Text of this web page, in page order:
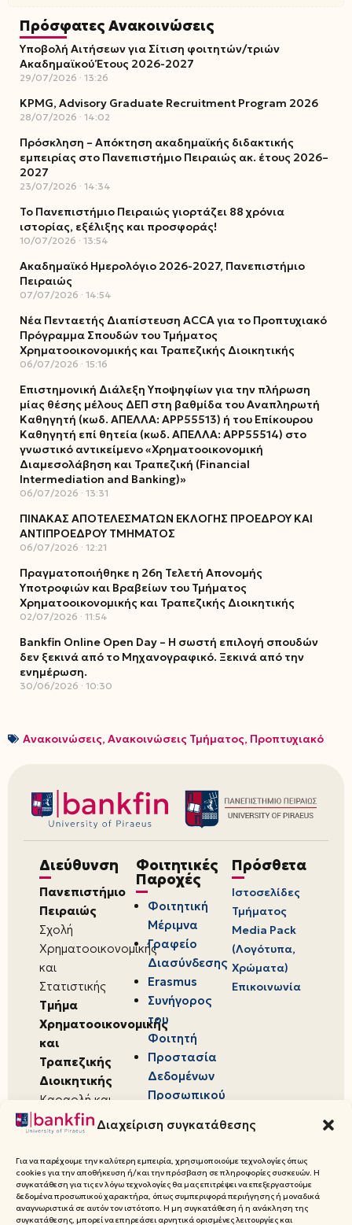
Διαχείριση συγκατάθεσης
Για να παρέχουμε την καλύτερη εμπειρία, χρησιμοποιούμε τεχνολογίες όπως
cookies για την αποθήκευση ή/και την πρόσβαση σε πληροφορίες συσκευών. Η
συγκατάθεση για τις εν λόγω τεχνολογίες θα μας επιτρέψει να επεξεργαστούμε
δεδομένα προσωπικού χαρακτήρα, όπως συμπεριφορά περιήγησης ή μοναδικά
αναγνωριστικά σε αυτόν τον ιστότοπο. Η μη συγκατάθεση ή η ανάκληση της
συγκατάθεσης, μπορεί να επηρεάσει αρνητικά ορισμένες λειτουργίες και
Πρόσφατες Ανακοινώσεις
Υποβολή Αιτήσεων για Σίτιση φοιτητών/τριών
Ακαδημαϊκού Έτους 2026-2027
29/07/2026 13:26
KPMG, Advisory Graduate Recruitment Program 2026
28/07/2026 14:02
Πρόσκληση – Απόκτηση ακαδημαϊκής διδακτικής
εμπειρίας στο Πανεπιστήμιο Πειραιώς ακ. έτους 2026–
2027
23/07/2026 14:34
Το Πανεπιστήμιο Πειραιώς γιορτάζει 88 χρόνια
ιστορίας, εξέλιξης και προσφοράς!
10/07/2026 13:54
Ακαδημαϊκό Ημερολόγιο 2026-2027, Πανεπιστήμιο
Πειραιώς
07/07/2026 14:54
Νέα Πενταετής Διαπίστευση ACCA για το Προπτυχιακό
Πρόγραμμα Σπουδών του Τμήματος
Χρηματοοικονομικής και Τραπεζικής Διοικητικής
06/07/2026 15:16
Επιστημονική Διάλεξη Υποψηφίων για την πλήρωση
μίας θέσης μέλους ΔΕΠ στη βαθμίδα του Αναπληρωτή
Καθηγητή (κωδ. ΑΠΕΛΛΑ: ΑΡΡ55513) ή του Επίκουρου
Καθηγητή επί θητεία (κωδ. ΑΠΕΛΛΑ: ΑΡΡ55514) στο
γνωστικό αντικείμενο «Χρηματοοικονομική
Διαμεσολάβηση και Τραπεζική (Financial
Intermediation and Banking)»
06/07/2026 13:31
ΠΙΝΑΚΑΣ ΑΠΟΤΕΛΕΣΜΑΤΩΝ ΕΚΛΟΓΗΣ ΠΡΟΕΔΡΟΥ ΚΑΙ
ΑΝΤΙΠΡΟΕΔΡΟΥ ΤΜΗΜΑΤΟΣ
06/07/2026 12:21
Πραγματοποιήθηκε η 26η Τελετή Απονομής
Υποτροφιών και Βραβείων του Τμήματος
Χρηματοοικονομικής και Τραπεζικής Διοικητικής
02/07/2026 11:54
Bankfin Online Open Day – Η σωστή επιλογή σπουδών
δεν ξεκινά από το Μηχανογραφικό. Ξεκινά από την
ενημέρωση.
30/06/2026 10:30
Ανακοινώσεις, Ανακοινώσεις Τμήματος, Προπτυχιακό
Διεύθυνση
Πανεπιστήμιο
Πειραιώς
Σχολή
Χρηματοοικονομικής
και
Στατιστικής
Τμήμα
Χρηματοοικονομικής
και
Τραπεζικής
Διοικητικής
Καραολή και
Δημητρίου 80,
18534,
Πειραιάς
Φοιτητικές
Παροχές
Φοιτητική
Μέριμνα
Γραφείο
Διασύνδεσης
Erasmus
Συνήγορος
του
Φοιτητή
Προστασία
Δεδομένων
Προσωπικού
Πρόσθετα
Ιστοσελίδες
Τμήματος
Media Pack
(Λογότυπα,
Χρώματα)
Επικοινωνία